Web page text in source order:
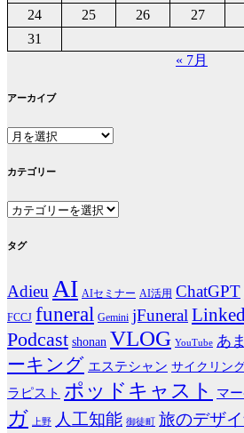
24
25 26 27
31
« 7月
アーカイブ
ア
カ
ブ
カテゴリー
カ
ゴ
ー
タグ
Adieu AI AIセミナー AI活用 ChatGPT
FCCJ funeral Gemini jFuneral
Podcast shonan VLOG YouTube あ
ーキング エステシャン サイクリン
ラピスト ポッドキャスト マ
ガ
上野 人工知能 御徒町 旅のデザ